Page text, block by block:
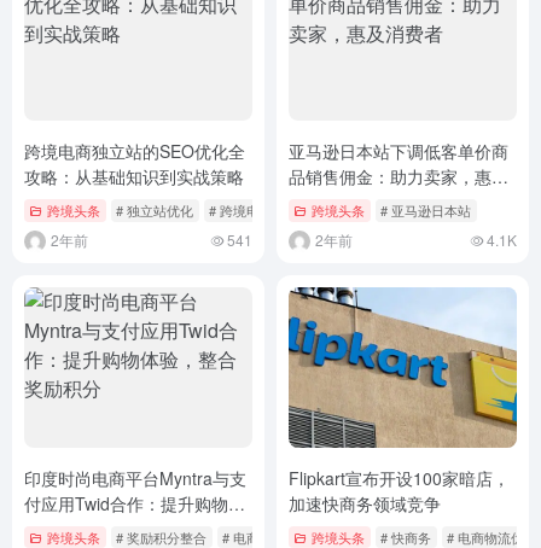
跨境电商独立站的SEO优化全
攻略：从基础知识到实战策略
跨境头条 # 独立站优化 # 跨境电商SEO
2年前 541
亚马逊日本站下调低客单价商
品销售佣金：助力卖家，惠及
消费者
跨境头条 # 亚马逊日本站
2年前 4.1K
印度时尚电商平台Myntra与支
付应用Twid合作：提升购物体
验，整合奖励积分
跨境头条 # 奖励积分整合 # 电商平台合作
Flipkart宣布开设100家暗店，
加速快商务领域竞争
跨境头条 # 快商务 # 电商物流优化